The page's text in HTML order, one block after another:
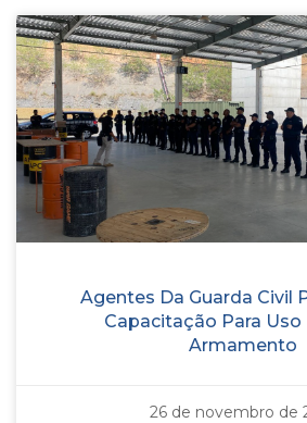
Agentes Da Guarda Civil
Capacitação Para Uso
Armamento
26 de novembro de